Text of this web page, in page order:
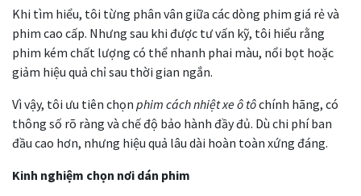
Khi tìm hiểu, tôi từng phân vân giữa các dòng phim giá rẻ và
phim cao cấp. Nhưng sau khi được tư vấn kỹ, tôi hiểu rằng
phim kém chất lượng có thể nhanh phai màu, nổi bọt hoặc
giảm hiệu quả chỉ sau thời gian ngắn.
Vì vậy, tôi ưu tiên chọn phim cách nhiệt xe ô tôchính hãng, có
thông số rõ ràng và chế độ bảo hành đầy đủ. Dù chi phí ban
đầu cao hơn, nhưng hiệu quả lâu dài hoàn toàn xứng đáng.
Kinh nghiệm chọn nơi dán phim